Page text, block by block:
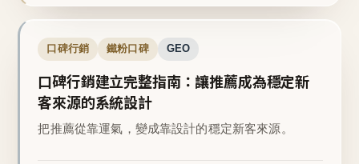
口碑行銷 鐵粉口碑 GEO
口碑行銷建立完整指南：讓推薦成為穩定新
客來源的系統設計
把推薦從靠運氣，變成靠設計的穩定新客來源。